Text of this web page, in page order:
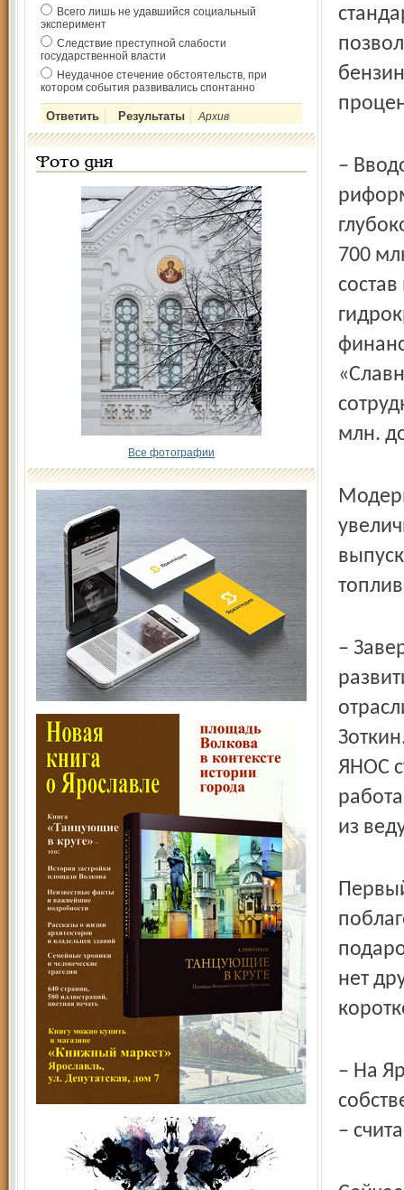
Всего лишь не удавшийся социальный
эксперимент
Следствие преступной слабости
государственной власти
Неудачное стечение обстоятельств, при
котором события развивались спонтанно
Архив
Фото дня
Все фотографии
–
700
млн.
–
ЯНОС
из
нет
– На
–